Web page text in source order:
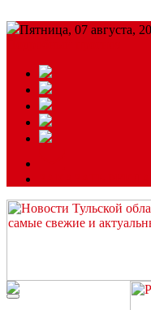
Пятница, 07 августа,
Читайте последние
“ЗаНовомосковск”